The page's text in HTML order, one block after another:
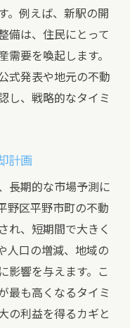
。例えば、新駅の開
備は、住民にとって
需要を喚起します。
式発表や地元の不動
し、戦略的なタイミ
計画
長期的な市場予測に
野区平野市町の不動
れ、短期間で大きく
人口の増減、地域の
影響を与えます。こ
最も高くなるタイミ
の利益を得るカギと